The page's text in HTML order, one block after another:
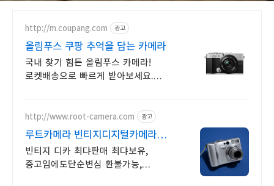
http://m.coupang.com 광고
올림푸스 쿠팡 추억을 담는 카메라
국내 찾기 힘든 올림푸스 카메라!
로켓배송으로 빠르게 받아보세요.
http://www.root-camera.com 광고
루트카메라 빈티지디지털카메라
빈티지 디카 디지털카메라
빈티지 디카 최댜판매 최댜보유,
중고임에도단순변심 환불가능,